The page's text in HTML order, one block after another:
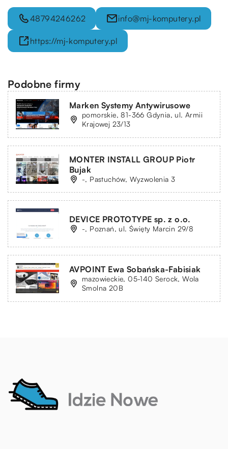
48794246262 info@mj-komputery.pl
https://mj-komputery.pl
Podobne firmy
Marken Systemy Antywirusowe
pomorskie, 81-366 Gdynia, ul. Armii
Krajowej 23/13
MONTER INSTALL GROUP Piotr
Bujak
-, Pastuchów, Wyzwolenia 3
DEVICE PROTOTYPE sp. z o.o.
-, Poznań, ul. Święty Marcin 29/8
AVPOINT Ewa Sobańska-Fabisiak
mazowieckie, 05-140 Serock, Wola
Smolna 20B